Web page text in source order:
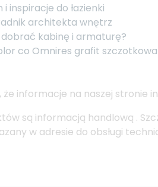
inspiracje do łazienki
architekta wnętrz
dobrać kabinę i armaturę?
co Omnires grafit
informacje na naszej stronie
są informacją handlową .
w adresie do obsługi